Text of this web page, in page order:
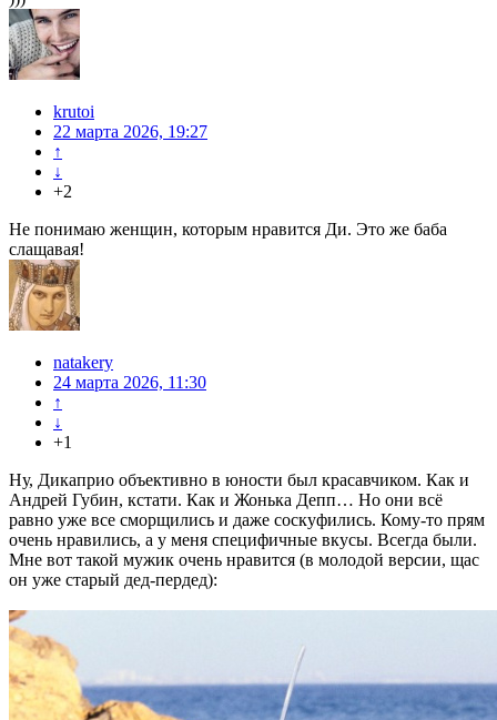
krutoi
22 марта 2026, 19:27
↑
↓
+2
Не понимаю женщин, которым нравится Ди. Это же баба
слащавая!
natakery
24 марта 2026, 11:30
↑
↓
+1
Ну, Дикаприо объективно в юности был красавчиком. Как и
Андрей Губин, кстати. Как и Жонька Депп… Но они всё
равно уже все сморщились и даже соскуфились. Кому-то прям
очень нравились, а у меня специфичные вкусы. Всегда были.
Мне вот такой мужик очень нравится (в молодой версии, щас
он уже старый дед-пердед):